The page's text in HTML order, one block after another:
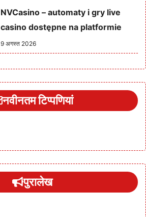
NVCasino – automaty i gry live
casino dostępne na platformie
9 अगस्त 2026
नवीनतम टिप्पणियां
पुरालेख